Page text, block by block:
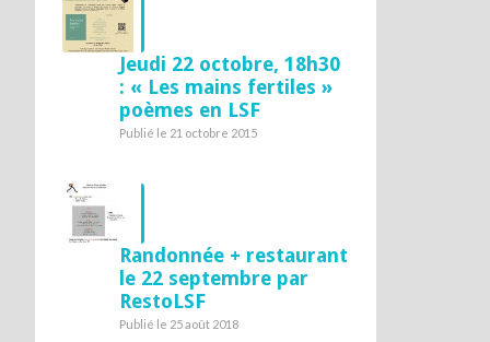
Jeudi 22 octobre, 18h30
: « Les mains fertiles »
poèmes en LSF
Publié le 21 octobre 2015
Randonnée + restaurant
le 22 septembre par
RestoLSF
Publié le 25 août 2018